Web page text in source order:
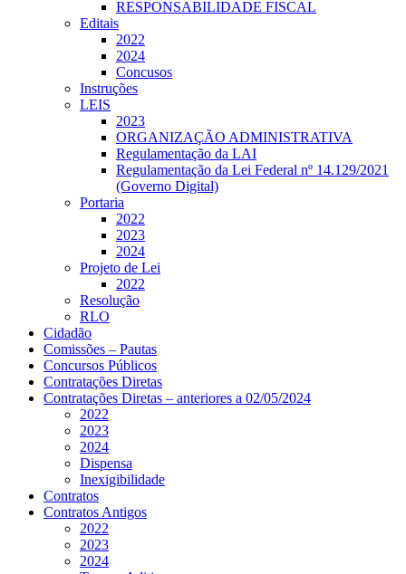
RESPONSABILIDADE FISCAL
Editais
2022
2024
Concusos
Instruções
LEIS
2023
ORGANIZAÇÃO ADMINISTRATIVA
Regulamentação da LAI
Regulamentação da Lei Federal nº 14.129/2021
(Governo Digital)
Portaria
2022
2023
2024
Projeto de Lei
2022
Resolução
RLO
Cidadão
Comissões – Pautas
Concursos Públicos
Contratações Diretas
Contratações Diretas – anteriores a 02/05/2024
2022
2023
2024
Dispensa
Inexigibilidade
Contratos
Contratos Antigos
2022
2023
2024